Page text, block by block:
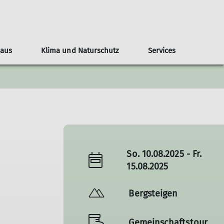
Tourenberichte Kontakt
Veranstaltungen Anfahrt
Reservierung Bilder
Klima und Naturschutz
Naturschutz
Services
Nützliche Links
So. 10.08.2025 - Fr.
15.08.2025
Bergsteigen